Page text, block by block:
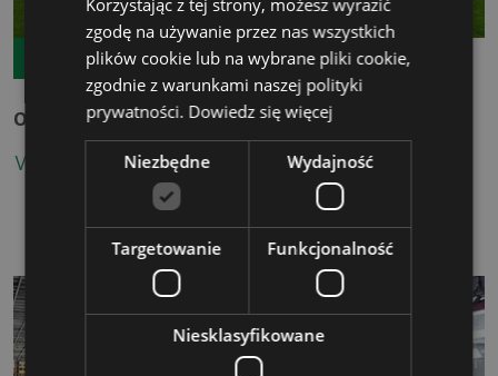
11.08.2026 TERMIN GWARANTOWANY
Obliczanie śladu węglowego organizacji w praktyce
WIĘCEJ
Korzystając z tej strony, możesz wyrazić
zgodę na używanie przez nas wszystkich
plików cookie lub na wybrane pliki cookie,
zgodnie z warunkami naszej polityki
prywatności. Dowiedz się więcej
Niezbędne Wydajność
Targetowanie Funkcjonalność
Niesklasyfikowane